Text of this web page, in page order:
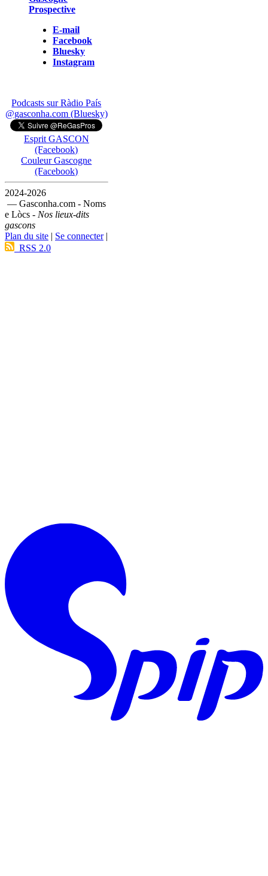
Prospective
E-mail
Facebook
Bluesky
Instagram
Podcasts sur Ràdio País
@gasconha.com (Bluesky)
Esprit GASCON
(Facebook)
Couleur Gascogne
(Facebook)
2024-2026
— Gasconha.com - Noms
e Lòcs - Nos lieux-dits
gascons
Plan du site | Se connecter|
RSS 2.0